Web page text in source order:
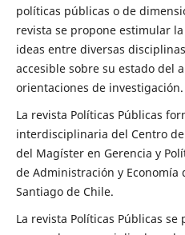
políticas públicas o de
revista se propone estimular
ideas entre diversas
accesible sobre su estado del
orientaciones de investigación.
La revista Políticas Públicas
interdisciplinaria del Centro
del Magíster en Gerencia y
de Administración y Economía
Santiago de Chile.
La revista Políticas Públicas